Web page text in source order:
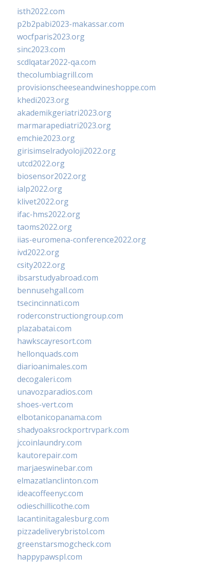
isth2022.com
p2b2pabi2023-makassar.com
wocfparis2023.org
sinc2023.com
scdlqatar2022-qa.com
thecolumbiagrill.com
provisionscheeseandwineshoppe.com
khedi2023.org
akademikgeriatri2023.org
marmarapediatri2023.org
emchie2023.org
girisimselradyoloji2022.org
utcd2022.org
biosensor2022.org
ialp2022.org
klivet2022.org
ifac-hms2022.org
taoms2022.org
iias-euromena-conference2022.org
ivd2022.org
csity2022.org
ibsarstudyabroad.com
bennusehgall.com
tsecincinnati.com
roderconstructiongroup.com
plazabatai.com
hawkscayresort.com
hellonquads.com
diarioanimales.com
decogaleri.com
unavozparadios.com
shoes-vert.com
elbotanicopanama.com
shadyoaksrockportrvpark.com
jccoinlaundry.com
kautorepair.com
marjaeswinebar.com
elmazatlanclinton.com
ideacoffeenyc.com
odieschillicothe.com
lacantinitagalesburg.com
pizzadeliverybristol.com
greenstarsmogcheck.com
happypawspl.com